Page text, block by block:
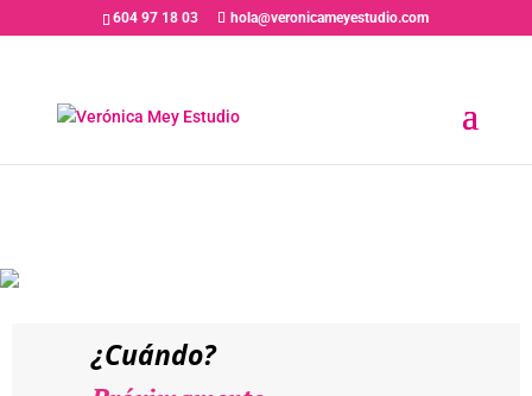
604 97 18 03 hola@veronicameyestudio.com
PRÓXIMAMENTE // ANTONIO C.
GUIJOSA – Entrenamiento
¿Cuándo?